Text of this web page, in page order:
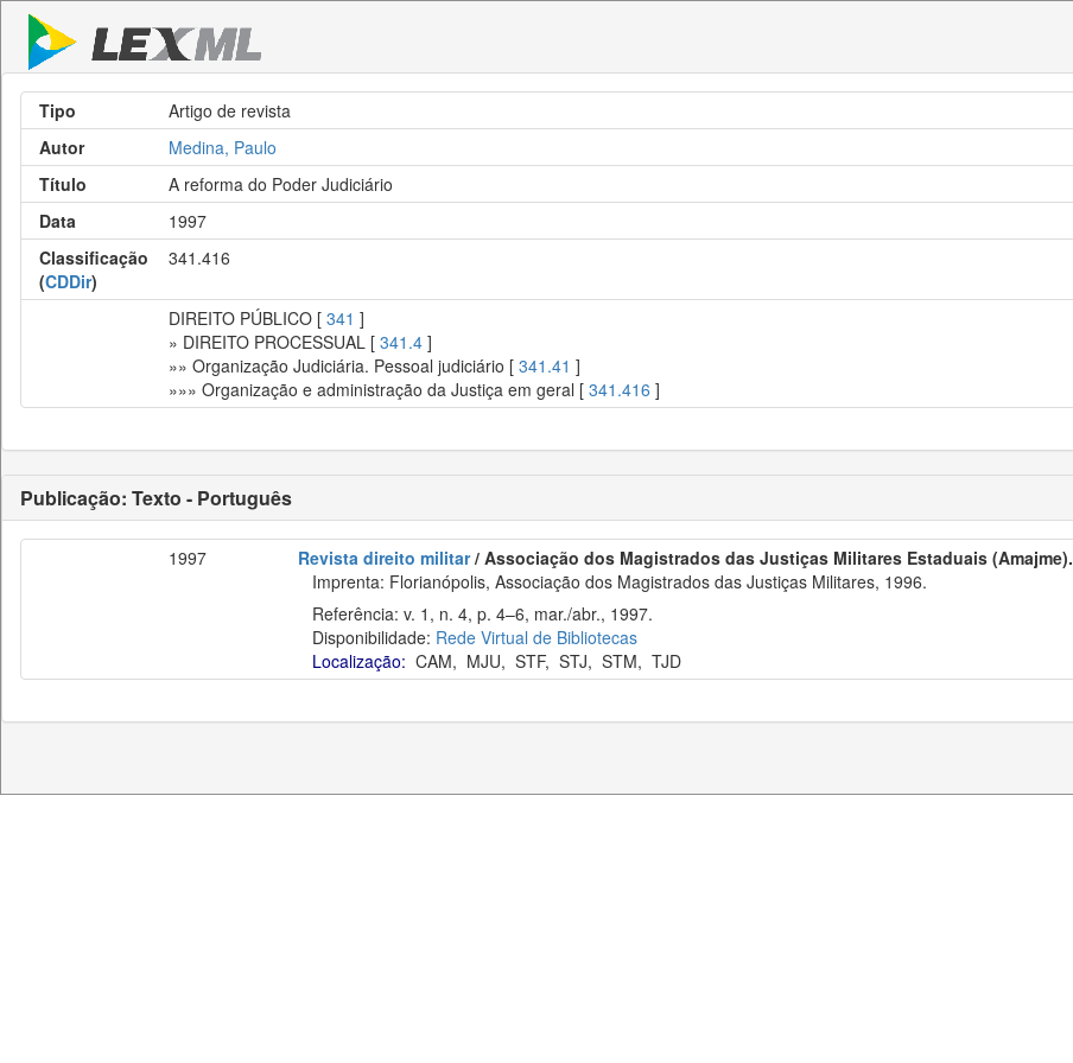
Tipo
Artigo de revista
Autor
Medina, Paulo
Título
A reforma do Poder Judiciário
Data
1997
Classificação
(CDDir)
341.416
DIREITO PÚBLICO [ 341 ]
» DIREITO PROCESSUAL [ 341.4 ]
»» Organização Judiciária. Pessoal judiciário [ 341.41 ]
»»» Organização e administração da Justiça em geral [ 341.416 ]
Publicação: Texto - Português
1997 Revista direito militar/ Associação dos Magistrados das Justiças Militares Estaduais (Amajme).
Imprenta: Florianópolis, Associação dos Magistrados das Justiças Militares, 1996.
Referência: v. 1, n. 4, p. 4–6, mar./abr., 1997.
Disponibilidade: Rede Virtual de Bibliotecas
Localização: CAM, MJU, STF, STJ, STM, TJD